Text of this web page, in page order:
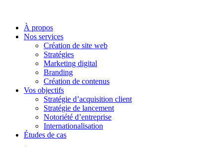
À propos
Nos services
Création de site web
Stratégies
Marketing digital
Branding
Création de contenus
Vos objectifs
Stratégie d’acquisition client
Stratégie de lancement
Notoriété d’entreprise
Internationalisation
Études de cas